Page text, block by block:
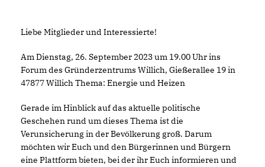
Liebe Mitglieder und Interessierte!
Am Dienstag, 26. September 2023 um 19.00 Uhr ins
Forum des Gründerzentrums Willich, Gießerallee 19 in
47877 Willich Thema: Energie und Heizen
Gerade im Hinblick auf das aktuelle politische
Geschehen rund um dieses Thema ist die
Verunsicherung in der Bevölkerung groß. Darum
möchten wir Euch und den Bürgerinnen und Bürgern
eine Plattform bieten, bei der ihr Euch informieren und